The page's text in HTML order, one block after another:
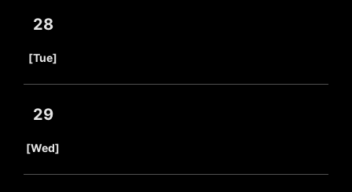
28
[Tue]
29
[Wed]